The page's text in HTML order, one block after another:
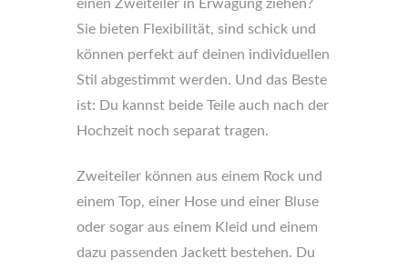
einen Zweiteiler in Erwägung ziehen?
Sie bieten Flexibilität, sind schick und
können perfekt auf deinen individuellen
Stil abgestimmt werden. Und das Beste
ist: Du kannst beide Teile auch nach der
Hochzeit noch separat tragen.
Zweiteiler können aus einem Rock und
einem Top, einer Hose und einer Bluse
oder sogar aus einem Kleid und einem
dazu passenden Jackett bestehen. Du